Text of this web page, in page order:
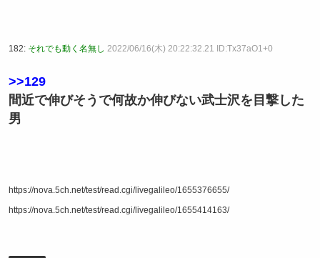
182: それでも動く名無し 2022/06/16(木) 20:22:32.21 ID:Tx37aO1+0
>>129
間近で伸びそうで何故か伸びない武士沢を目撃した
男
https://nova.5ch.net/test/read.cgi/livegalileo/1655376655/
https://nova.5ch.net/test/read.cgi/livegalileo/1655414163/